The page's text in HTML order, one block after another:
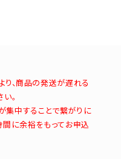
、商品の発送が遅れる
。
中することで繋がりに
間に余裕をもってお申込